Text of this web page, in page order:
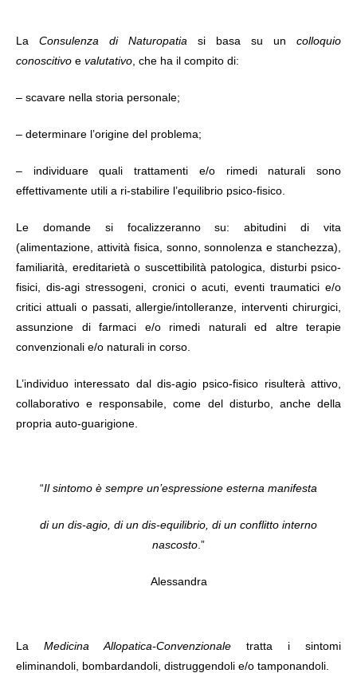
La Consulenza di Naturopatia si basa su un colloquio
conoscitivo e valutativo , che ha il compito di:
– scavare nella storia personale;
– determinare l’origine del problema;
– individuare quali trattamenti e/o rimedi naturali sono
effettivamente utili a ri-stabilire l’equilibrio psico-fisico.
Le domande si focalizzeranno su: abitudini di vita
(alimentazione, attività fisica, sonno, sonnolenza e stanchezza),
familiarità, ereditarietà o suscettibilità patologica, disturbi psico-
fisici, dis-agi stressogeni, cronici o acuti, eventi traumatici e/o
critici attuali o passati, allergie/intolleranze, interventi chirurgici,
assunzione di farmaci e/o rimedi naturali ed altre terapie
convenzionali e/o naturali in corso.
L’individuo interessato dal dis-agio psico-fisico risulterà attivo,
collaborativo e responsabile, come del disturbo, anche della
propria auto-guarigione.
“Il sintomo è sempre un’espressione esterna manifesta
di un dis-agio, di un dis-equilibrio, di un conflitto interno
nascosto .”
Alessandra
La Medicina Allopatica-Convenzionale tratta i sintomi
eliminandoli, bombardandoli, distruggendoli e/o tamponandoli.